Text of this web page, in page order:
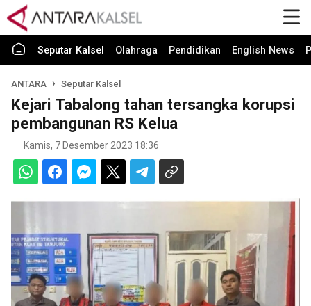
Seputar Kalsel Olahraga Pendidikan English News
ANTARA Seputar Kalsel
Kejari Tabalong tahan tersangka korupsi
pembangunan RS Kelua
Kamis, 7 Desember 2023 18:36